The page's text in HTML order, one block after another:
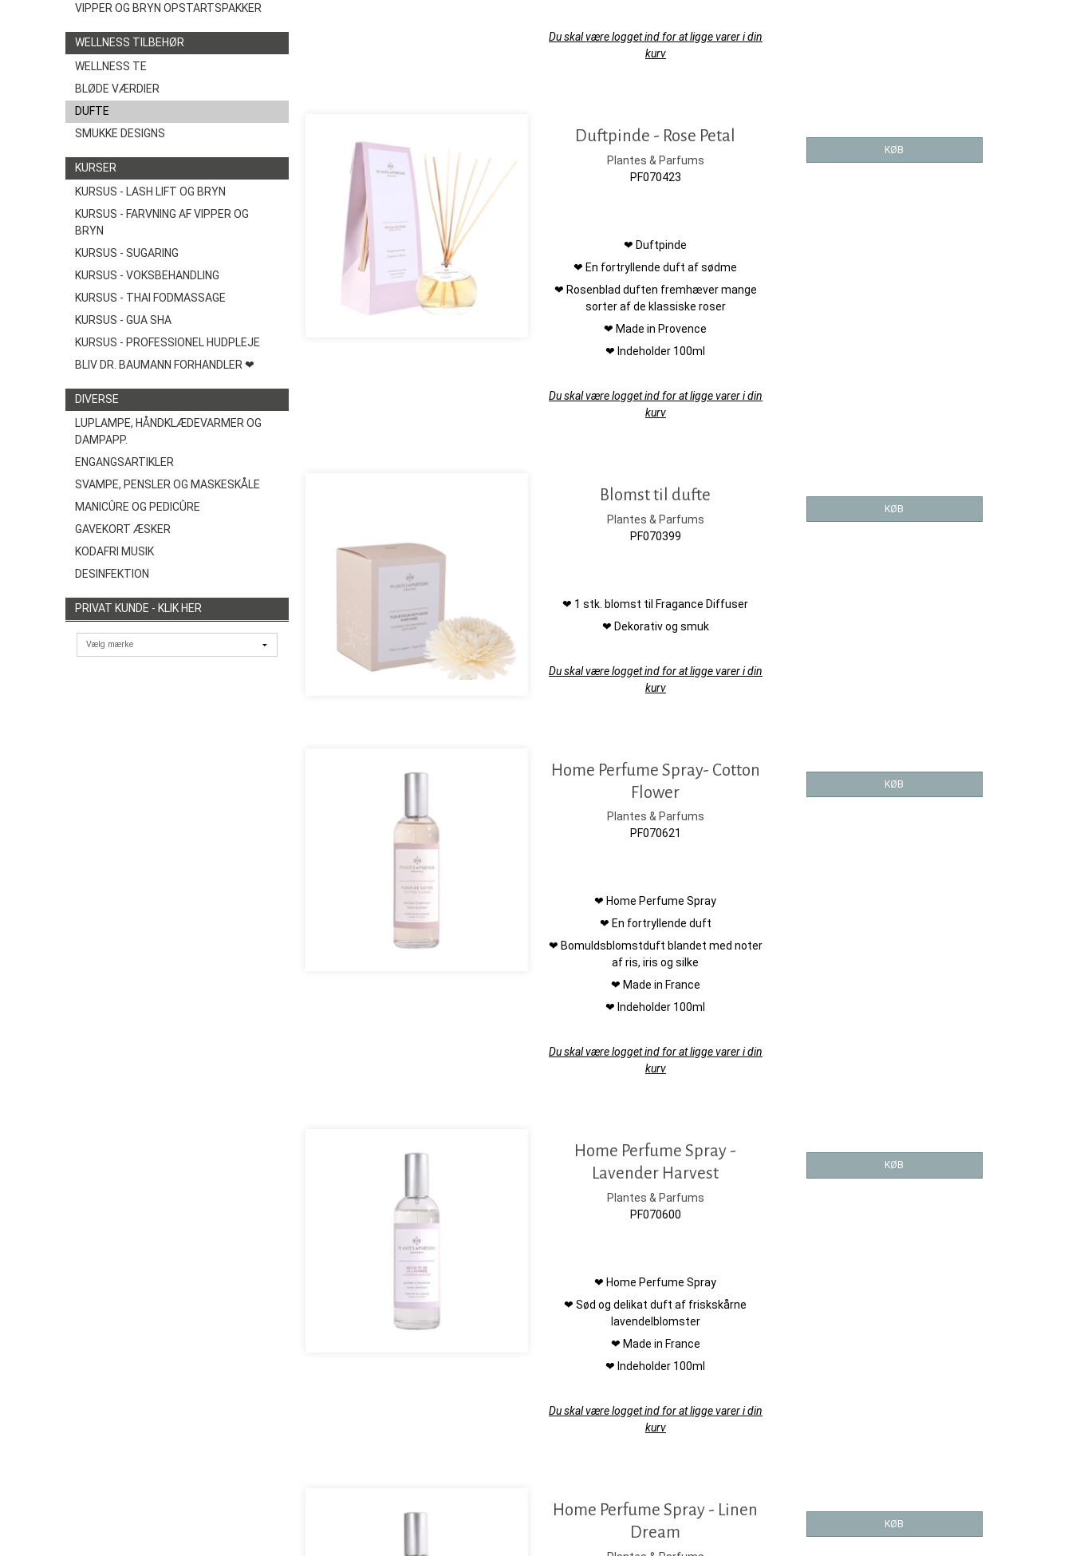
VIPPER OG BRYN OPSTARTSPAKKER
WELLNESS TILBEHØR
WELLNESS TE
BLØDE VÆRDIER
DUFTE
SMUKKE DESIGNS
KURSER
KURSUS - LASH LIFT OG BRYN
KURSUS - FARVNING AF VIPPER OG
BRYN
KURSUS - SUGARING
KURSUS - VOKSBEHANDLING
KURSUS - THAI FODMASSAGE
KURSUS - GUA SHA
KURSUS - PROFESSIONEL HUDPLEJE
BLIV DR. BAUMANN FORHANDLER ❤
DIVERSE
LUPLAMPE, HÅNDKLÆDEVARMER OG
DAMPAPP.
ENGANGSARTIKLER
SVAMPE, PENSLER OG MASKESKÅLE
MANICÛRE OG PEDICÛRE
GAVEKORT ÆSKER
KODAFRI MUSIK
DESINFEKTION
PRIVAT KUNDE - KLIK HER
Du skal være logget ind for at ligge varer i din
kurv
Duftpinde - Rose Petal
Plantes & Parfums
PF070423
❤ Duftpinde
❤ En fortryllende duft af sødme
❤ Rosenblad duften fremhæver mange
sorter af de klassiske roser
❤ Made in Provence
❤ Indeholder 100ml
Du skal være logget ind for at ligge varer i din
kurv
KØB
Blomst til dufte
Plantes & Parfums
PF070399
❤ 1 stk. blomst til Fragance Diffuser
❤ Dekorativ og smuk
Du skal være logget ind for at ligge varer i din
kurv
KØB
Home Perfume Spray- Cotton
Flower
Plantes & Parfums
PF070621
❤ Home Perfume Spray
❤ En fortryllende duft
❤ Bomuldsblomstduft blandet med noter
af ris, iris og silke
❤ Made in France
❤ Indeholder 100ml
Du skal være logget ind for at ligge varer i din
kurv
KØB
Home Perfume Spray -
Lavender Harvest
Plantes & Parfums
PF070600
❤ Home Perfume Spray
❤ Sød og delikat duft af friskskårne
lavendelblomster
❤ Made in France
❤ Indeholder 100ml
Du skal være logget ind for at ligge varer i din
kurv
KØB
Home Perfume Spray - Linen
Dream
KØB